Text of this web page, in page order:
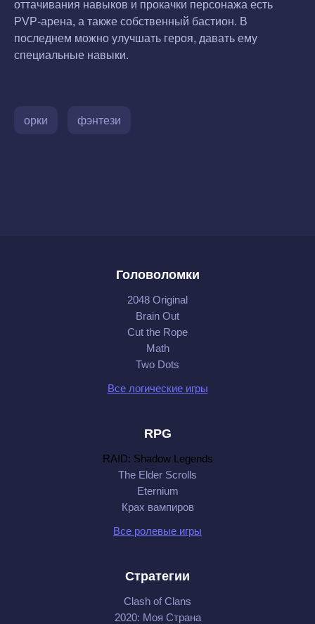
оттачивания навыков и прокачки персонажа есть
PVP-арена, а также собственный бастион. В
последнем можно улучшать героя, давать ему
специальные навыки.
орки фэнтези
Головоломки
2048 Original
Brain Out
Cut the Rope
Math
Two Dots
Все логические игры
RPG
RAID: Shadow Legends
The Elder Scrolls
Eternium
Крах вампиров
Все ролевые игры
Стратегии
Clash of Clans
2020: Моя Cтрана